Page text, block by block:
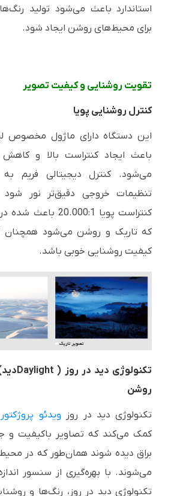
استاندارد باعث می‌شود تولید
برای محیط‌های روشن ایجاد شود.
تقویت روشنایی و کیفیت تصویر
کنترل روشنایی پویا
این دستگاه دارای ماژول مخصوص
باعث ایجاد کنتراست بالا و
می‌شود. کنترل دیجیتالی فریم
تنظیمات خروجی دقیق‌تر نور
کنتراست پویا 20.000:1 باعث شده
که تاریک و روشن می‌شود همچنان
کیفیت روشنایی خوبی باشد.
تکنولوژی دید در روز ( Daylightدید
روشن
تکنولوژی دید در روز ویدئو
کمک می‌کند که تصاویر باکیفیت و
براق دیده شوند همان‌طور که در
می‌شوند. با بهره‌گیری از سنسور
تکنولوژی دید در روز، رنگ‌ها و